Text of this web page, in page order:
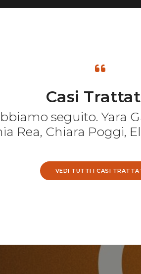
Casi
seguito. Yara
Rea, Chiara Poggi,
VEDI TUTTI I CASI